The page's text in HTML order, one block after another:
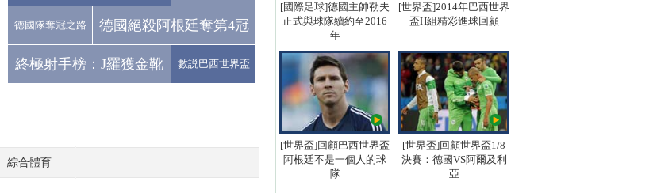
德國隊奪冠之路 德國絕殺阿根廷奪第4冠
終極射手榜：J羅獲金靴 數説巴西世界盃
綜合體育
[國際足球]德國主帥勒夫
正式與球隊續約至2016
年
[世界盃]2014年巴西世界
盃H組精彩進球回顧
[世界盃]回顧巴西世界盃
阿根廷不是一個人的球
隊
[世界盃]回顧世界盃1/8
決賽：德國VS阿爾及利
亞